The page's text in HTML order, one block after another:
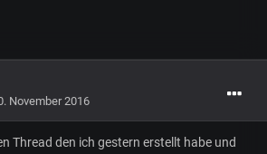
November 2016
Thread den ich gestern erstellt habe und